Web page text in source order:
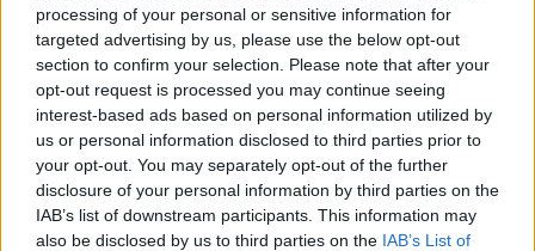
processing of your personal or sensitive information for
targeted advertising by us, please use the below opt-out
section to confirm your selection. Please note that after your
opt-out request is processed you may continue seeing
interest-based ads based on personal information utilized by
us or personal information disclosed to third parties prior to
your opt-out. You may separately opt-out of the further
disclosure of your personal information by third parties on the
IAB’s list of downstream participants. This information may
also be disclosed by us to third parties on the IAB’s List of